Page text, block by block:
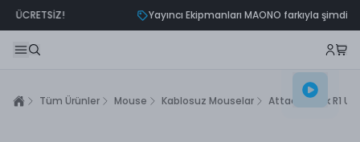
Yayıncı Ekipmanları MAONO farkıyla şimdi Meyer'de!
Tüm Ürünler Mouse Kablosuz Mouselar Attack Shark R1